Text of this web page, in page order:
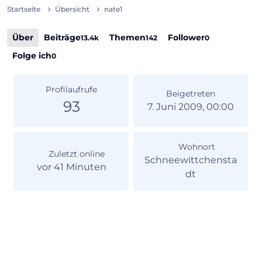
Startseite Übersicht nate1
Über Beiträge13.4k Themen142 Follower0
Folge ich0
Profilaufrufe
93
Beigetreten
7. Juni 2009, 00:00
Zuletzt online
vor 41 Minuten
Wohnort
Schneewittchensta
dt